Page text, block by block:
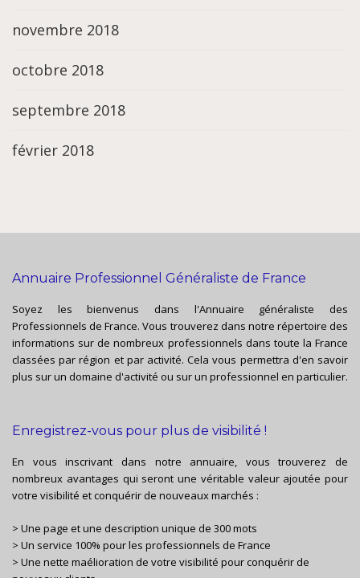
novembre 2018
octobre 2018
septembre 2018
février 2018
Annuaire Professionnel Généraliste de France
Soyez les bienvenus dans l'Annuaire généraliste des
Professionnels de France. Vous trouverez dans notre répertoire des
informations sur de nombreux professionnels dans toute la France
classées par région et par activité. Cela vous permettra d'en savoir
plus sur un domaine d'activité ou sur un professionnel en particulier.
Enregistrez-vous pour plus de visibilité !
En vous inscrivant dans notre annuaire, vous trouverez de
nombreux avantages qui seront une véritable valeur ajoutée pour
votre visibilité et conquérir de nouveaux marchés :
> Une page et une description unique de 300 mots
> Un service 100% pour les professionnels de France
> Une nette maélioration de votre visibilité pour conquérir de